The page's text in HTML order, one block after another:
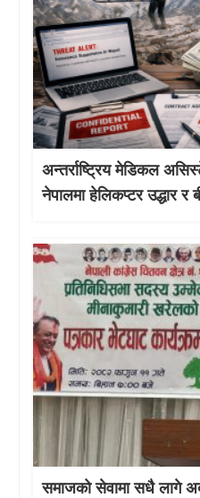
अन्तर्राष्ट्रिय मेडिकल
नेपालमा हेलिकप्टर उद्धार र
समाजको सेवामा सधै लागे